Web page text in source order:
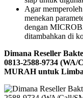
Agar
menekan
dengan
ditambahkan di
Dimana Reseller
0813-2588-9734
MURAH untuk